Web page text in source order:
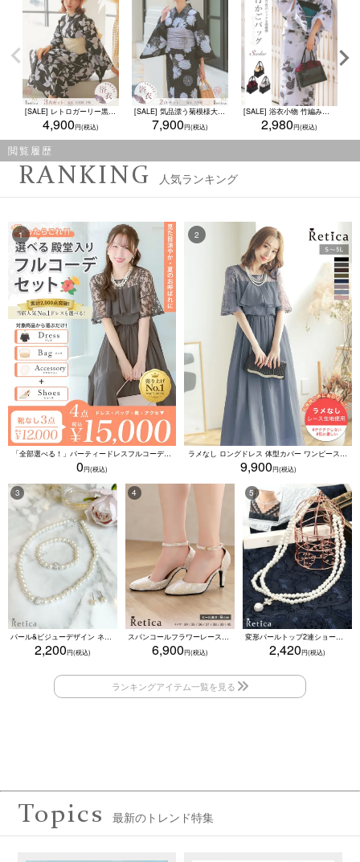
[SALE] レトロガーリー黒地に儚い鬼灯リーフゆかた3点セット (浴衣+兵児帯+下駄)
4,900
[SALE] 気品漂う菊模様大人レトロな黒浴衣2点セット (浴衣+兵児帯)
7,900
[SALE] 浴衣小物 竹編み巾着付き和モダンかごバッグ（ベージュ/エンジ/グレー）
2,980
閲覧履歴
RANKING 人気ランキング
「全部選べる！」パーティードレスフルコーデセット (ドレス1点＋バッグ1点＋アクセ1点+靴1足/4点15000円(税込)/靴なしで12000円(税込))
0
ラメなし ロングドレス 体型カバー ワンピース 敏感肌対応 結婚式 二次会 お呼ばれ 大人 上品 (Sサイズ～5Lサイズ)
9,900
パール&ビジューデザイン ネックレス×ピアス×ブレスレット アクセサリー3set
2,200
スパンコールフラワーレースアンクルストラップハイヒールセパレートパンプス (ベージュ)
6,900
変形パールトップ2連ショートパールネックレス(ホワイト)
2,420
Topics 最新のトレンド特集